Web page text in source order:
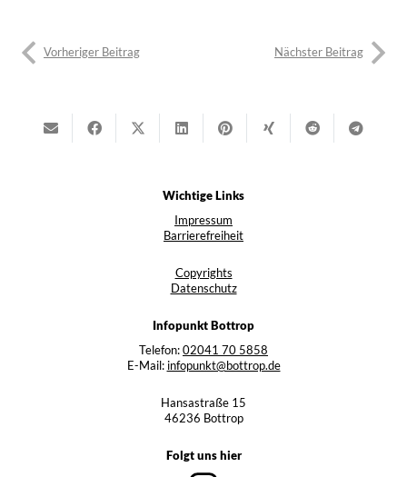
Vorheriger Beitrag Nächster Beitrag
Wichtige Links
Impressum
Barrierefreiheit
Copyrights
Datenschutz
Infopunkt Bottrop
Telefon:02041 70 5858
E-Mail: infopunkt@bottrop.de
Hansastraße 15
46236 Bottrop
Folgt uns hier